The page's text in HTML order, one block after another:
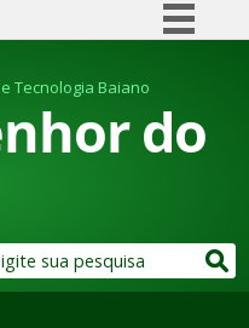
Comunica BR
Participe
Tecnologia Baiano
do